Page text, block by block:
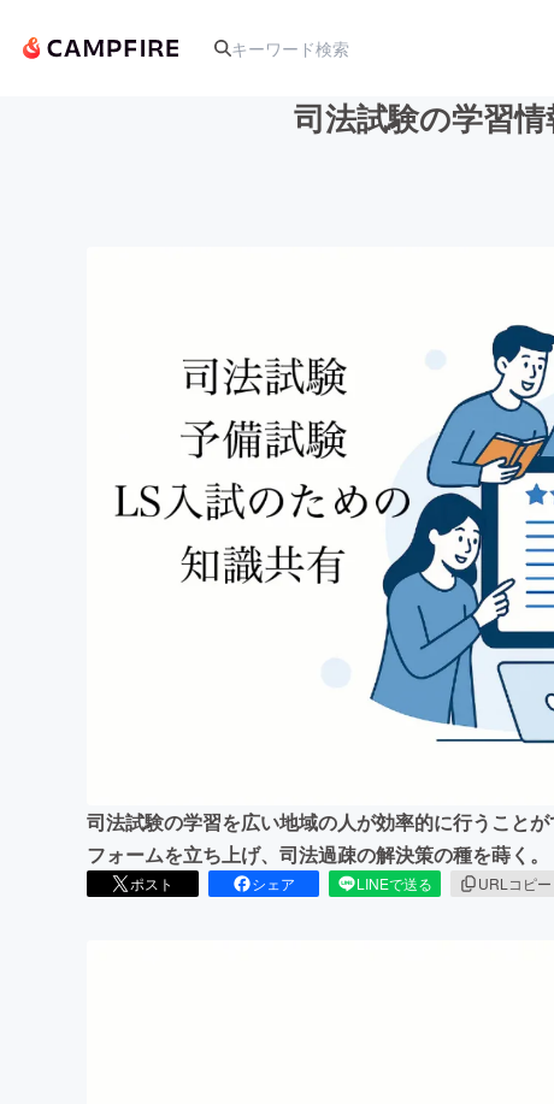
テクノロジー・ガジェット
映像・映画
ビジネス・起業
まちづくり・地域活性化
司法試験の学習
司法試験の学習を広い地域の人が効率的に行うこと
フォームを立ち上げ、司法過疎の解決策の種を蒔く。
ポスト シェア LINEで送る URLコピー